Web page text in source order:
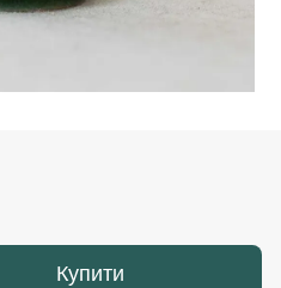
Купити